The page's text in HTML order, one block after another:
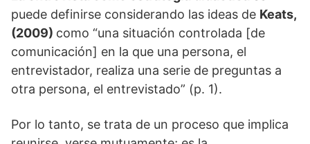
puede definirse considerando las ideas de Keats,
(2009) como “una situación controlada [de
comunicación] en la que una persona, el
entrevistador, realiza una serie de preguntas a
otra persona, el entrevistado” (p. 1).
Por lo tanto, se trata de un proceso que implica